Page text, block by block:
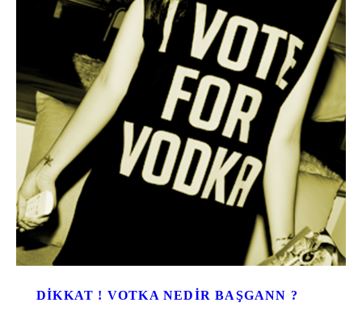
DIKKAT ! VOTKA NEDIR BAŞGANN ?